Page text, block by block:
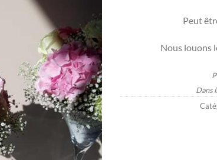
Peut
Nous louons
Dans